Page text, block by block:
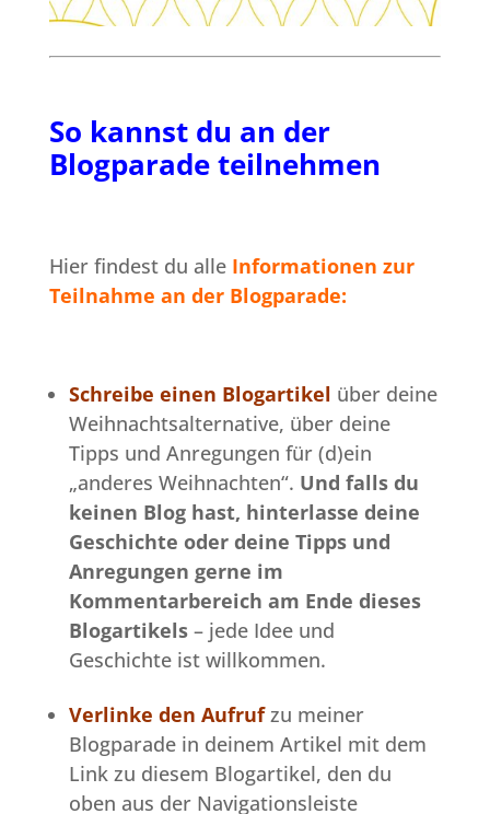
So kannst du an der
Blogparade teilnehmen
Hier findest du alle Informationen zur
Teilnahme an der Blogparade:
Schreibe einen Blogartikel über deine
Weihnachtsalternative, über deine
Tipps und Anregungen für (d)ein
„anderes Weihnachten“. Und falls du
keinen Blog hast, hinterlasse deine
Geschichte oder deine Tipps und
Anregungen gerne im
Kommentarbereich am Ende dieses
Blogartikels– jede Idee und
Geschichte ist willkommen.
Verlinke den Aufruf zu meiner
Blogparade in deinem Artikel mit dem
Link zu diesem Blogartikel, den du
oben aus der Navigationsleiste